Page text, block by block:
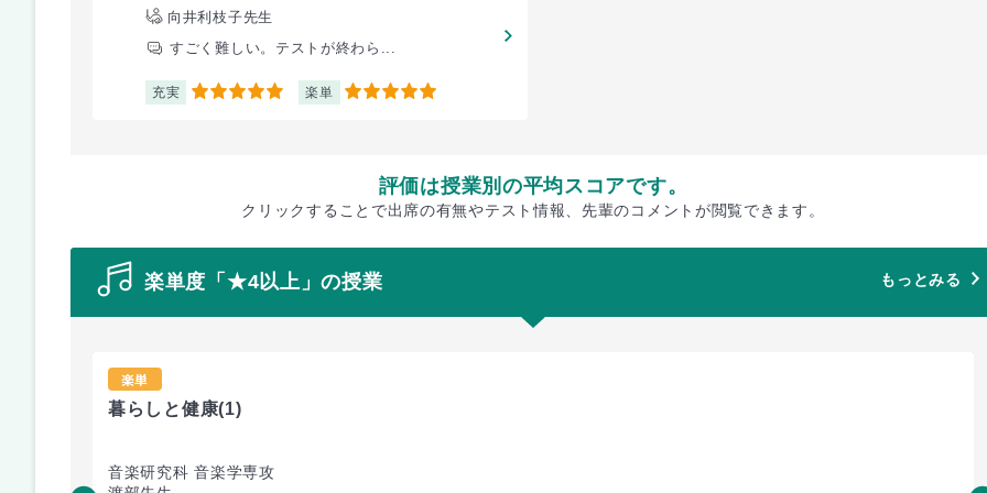
向井利枝子先生
すごく難しい。テストが終わら...
充実 5 楽単 5
評価は授業別の平均スコアです。
クリックすることで出席の有無やテスト情報、先輩のコメントが閲覧できます。
楽単度「★4以上」の授業 もっとみる
楽単
暮らしと健康(1)
音楽研究科 音楽学専攻